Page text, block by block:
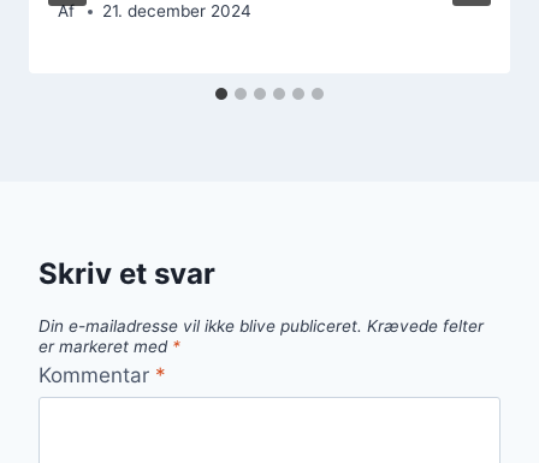
Af 21. december 2024
Skriv et svar
Din e-mailadresse vil ikke blive publiceret. Krævede felter
er markeret med *
Kommentar *